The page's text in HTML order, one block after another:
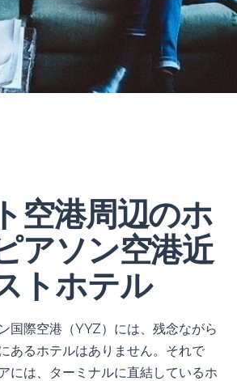
空港周辺のホ
アソン空港近
トホテル
国際空港（YYZ）には、残念ながら
あるホテルはありません。それで
には、ターミナルに直結しているホ